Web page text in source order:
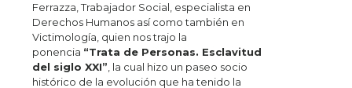
Ferrazza, Trabajador Social, especialista en
Derechos Humanos así como también en
Victimología, quien nos trajo la
ponencia “Trata de Personas. Esclavitud
del siglo XXI” , la cual hizo un paseo socio
histórico de la evolución que ha tenido la